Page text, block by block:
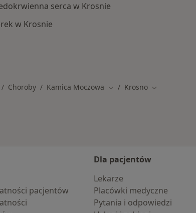
serca w Krosnie
w Krosnie
Choroby Kamica Moczowa Zmień miasto
Krosno Zmień miasto
pacjentów
Dla pacjentów
Lekarze
Placówki medyczne
Pytania i odpowiedzi